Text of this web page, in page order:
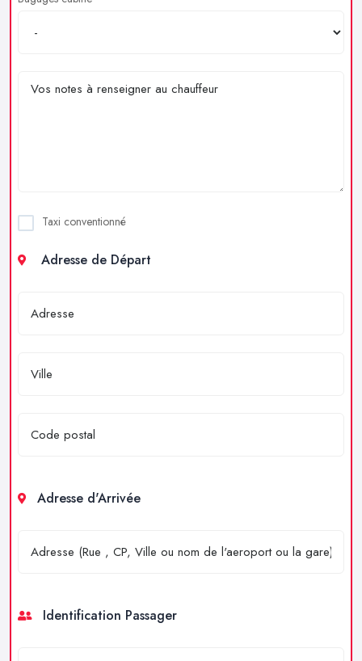
Taxi conventionné
Adresse de Départ
Adresse d'Arrivée
Identification Passager